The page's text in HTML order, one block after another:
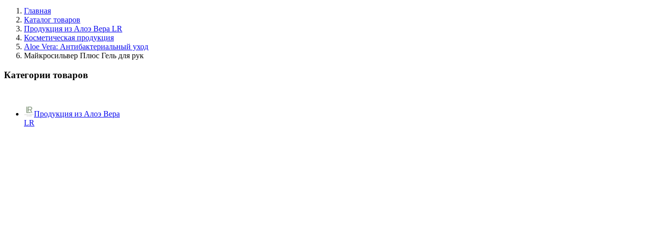
Главная
Каталог товаров
Продукция из Алоэ Вера LR
Косметическая продукция
Aloe Vera: Антибактериальный уход
Майкросильвер Плюс Гель для рук
Категории товаров
Продукция из Алоэ Вера
LR